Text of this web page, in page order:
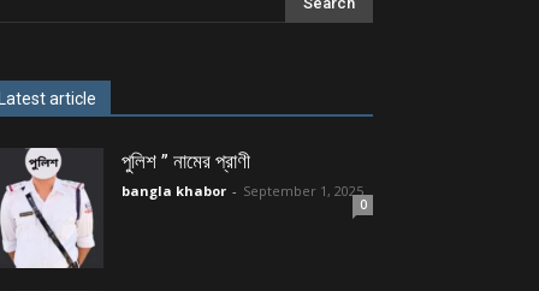
Latest article
পুলিশ ” নামের প্রাণী
bangla khabor - September 1, 2025
0